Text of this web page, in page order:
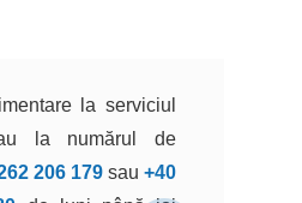
la serviciul
la numărul de
206 179 sau +40